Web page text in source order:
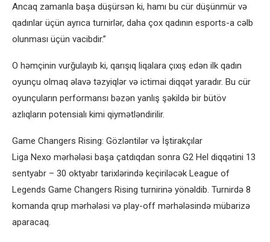
Ancaq zamanla başa düşürsən ki, hamı bu cür düşünmür və
qadınlar üçün ayrıca turnirlər, daha çox qadının esports-a cəlb
olunması üçün vacibdir.”
O həmçinin vurğulayıb ki, qarışıq liqalara çıxış edən ilk qadın
oyunçu olmaq əlavə təzyiqlər və ictimai diqqət yaradır. Bu cür
oyunçuların performansı bəzən yanlış şəkildə bir bütöv
azlıqların potensialı kimi qiymətləndirilir.
Game Changers Rising: Gözləntilər və İştirakçılar
Liga Nexo mərhələsi başa çatdıqdan sonra G2 Hel diqqətini 13
sentyabr – 30 oktyabr tarixlərində keçiriləcək League of
Legends Game Changers Rising turnirinə yönəldib. Turnirdə 8
komanda qrup mərhələsi və play-off mərhələsində mübarizə
aparacaq.